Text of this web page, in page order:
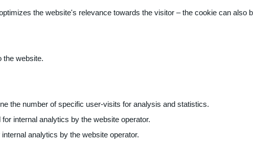
the website's relevance towards the visitor – the cookie can also
the website.
the number of specific user-visits for analysis and statistics.
internal analytics by the website operator.
analytics by the website operator.